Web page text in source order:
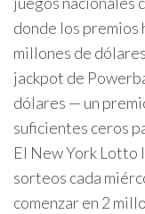
donde los premios
millones de
jackpot de
dólares — un
suficientes ceros
El New York Lotto
sorteos cada
comenzar en 2